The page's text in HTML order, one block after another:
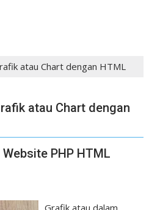
atau Chart dengan HTML
atau Chart dengan
PHP HTML
Grafik atau dalam